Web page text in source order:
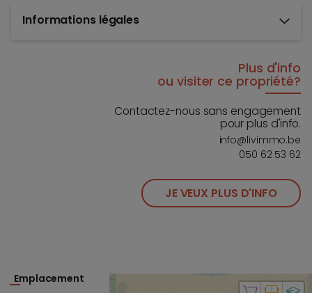
Informations légales
Plus d'info
ou visiter ce propriété?
Contactez-nous sans engagement
pour plus d'info.
info@livimmo.be
050 62 53 62
JE VEUX PLUS D'INFO
Emplacement